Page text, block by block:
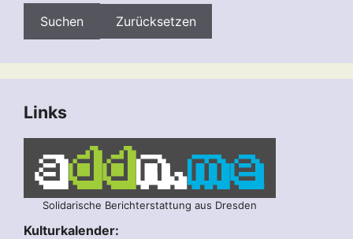
Zurücksetzen
Links
Solidarische Berichterstattung aus Dresden
Kulturkalender: